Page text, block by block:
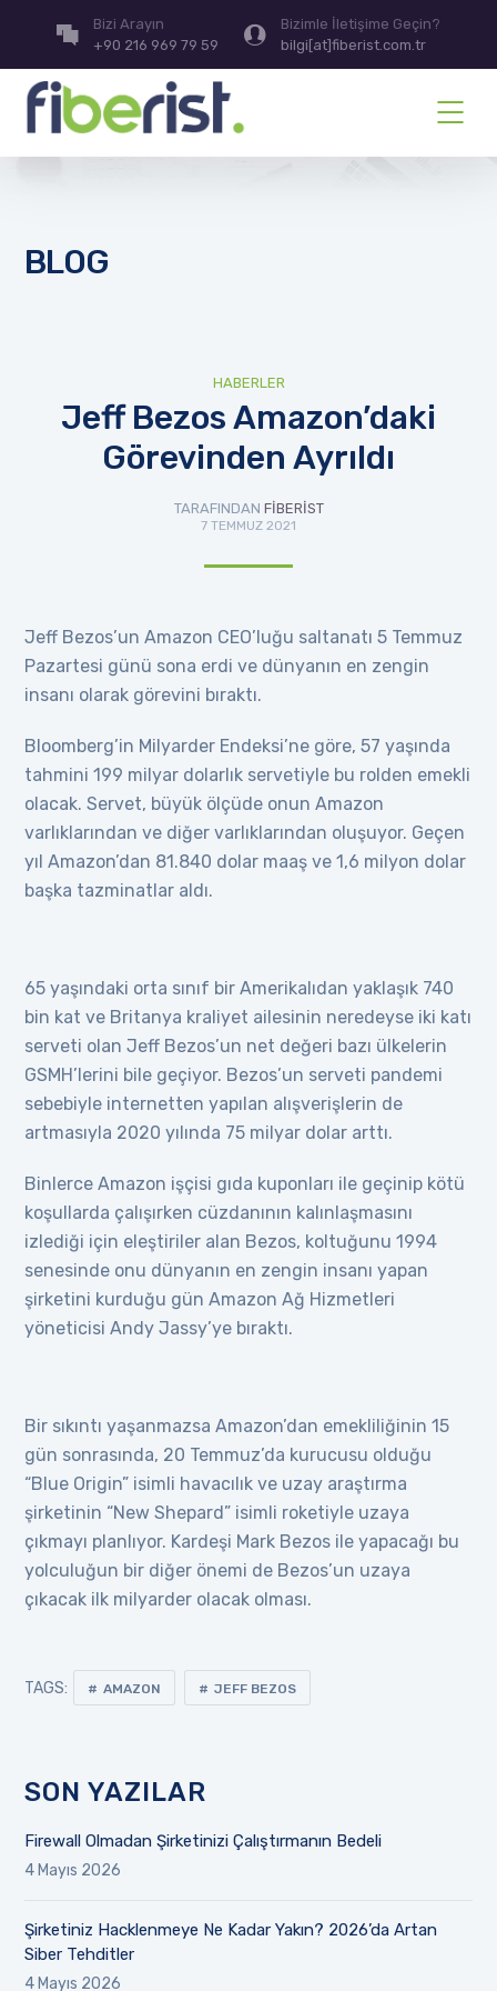
Bizi Arayın
+90 216 969 79 59
Bizimle İletişime Geçin?
bilgi[at]fiberist.com.tr
BLOG
HABERLER
Jeff Bezos Amazon’daki
Görevinden Ayrıldı
TARAFINDAN FIBERIST
7 TEMMUZ 2021
Jeff Bezos’un Amazon CEO’luğu saltanatı 5 Temmuz
Pazartesi günü sona erdi ve dünyanın en zengin
insanı olarak görevini bıraktı.
Bloomberg’in Milyarder Endeksi’ne göre, 57 yaşında
tahmini 199 milyar dolarlık servetiyle bu rolden emekli
olacak. Servet, büyük ölçüde onun Amazon
varlıklarından ve diğer varlıklarından oluşuyor. Geçen
yıl Amazon’dan 81.840 dolar maaş ve 1,6 milyon dolar
başka tazminatlar aldı.
65 yaşındaki orta sınıf bir Amerikalıdan yaklaşık 740
bin kat ve Britanya kraliyet ailesinin neredeyse iki katı
serveti olan Jeff Bezos’un net değeri bazı ülkelerin
GSMH’lerini bile geçiyor. Bezos’un serveti pandemi
sebebiyle internetten yapılan alışverişlerin de
artmasıyla 2020 yılında 75 milyar dolar arttı.
Binlerce Amazon işçisi gıda kuponları ile geçinip kötü
koşullarda çalışırken cüzdanının kalınlaşmasını
izlediği için eleştiriler alan Bezos, koltuğunu 1994
senesinde onu dünyanın en zengin insanı yapan
şirketini kurduğu gün Amazon Ağ Hizmetleri
yöneticisi Andy Jassy’ye bıraktı.
Bir sıkıntı yaşanmazsa Amazon’dan emekliliğinin 15
gün sonrasında, 20 Temmuz’da kurucusu olduğu
“Blue Origin” isimli havacılık ve uzay araştırma
şirketinin “New Shepard” isimli roketiyle uzaya
çıkmayı planlıyor. Kardeşi Mark Bezos ile yapacağı bu
yolculuğun bir diğer önemi de Bezos’un uzaya
çıkacak ilk milyarder olacak olması.
TAGS: AMAZON JEFF BEZOS
SON YAZILAR
Firewall Olmadan Şirketinizi Çalıştırmanın Bedeli
4 Mayıs 2026
Şirketiniz Hacklenmeye Ne Kadar Yakın? 2026’da Artan
Siber Tehditler
4 Mayıs 2026